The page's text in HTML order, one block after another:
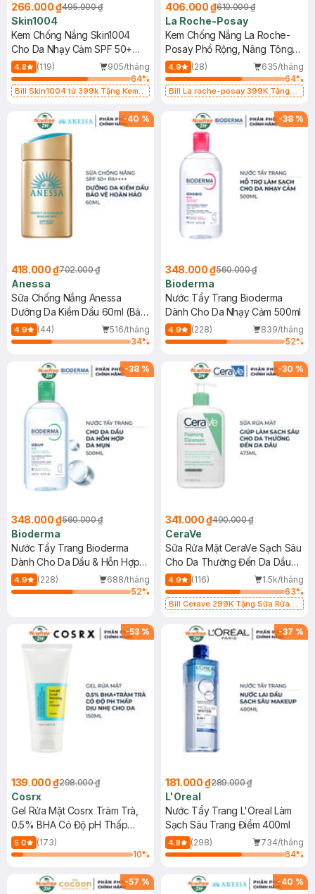
266.000 ₫495.000 ₫
Skin1004
Kem Chống Nắng Skin1004
Cho Da Nhạy Cảm SPF 50+
50ml
4.8 (119)
905/tháng
64%
Bill Skin1004 từ 399k Tặng Kem
SPF 50+ 20ml (SL Có Hạn)
406.000 ₫610.000 ₫
La Roche-Posay
Kem Chống Nắng La Roche-
Posay Phổ Rộng, Nâng Tông
Kiềm Dầu 50ml
4.9 (28)
635/tháng
64%
Bill La roche-posay 399K Tặng
(SL có hạn)
-40 %
418.000 ₫702.000 ₫
Anessa
Sữa Chống Nắng Anessa
Dưỡng Da Kiềm Dầu 60ml (Bản
Mới)
4.9 (44)
516/tháng
34%
-38 %
348.000 ₫560.000 ₫
Bioderma
Nước Tẩy Trang Bioderma
Dành Cho Da Nhạy Cảm 500ml
4.9 (228)
839/tháng
52%
-38 %
348.000 ₫560.000 ₫
Bioderma
Nước Tẩy Trang Bioderma
Dành Cho Da Dầu & Hỗn Hợp
500ml
4.9 (228)
688/tháng
52%
-30 %
341.000 ₫490.000 ₫
CeraVe
Sữa Rửa Mặt CeraVe Sạch Sâu
Cho Da Thường Đến Da Dầu
473ml
4.9 (116)
1.5k/tháng
63%
Bill Cerave 299K Tặng Sữa Rửa
-53 %
139.000 ₫298.000 ₫
Cosrx
Gel Rửa Mặt Cosrx Tràm Trà,
0.5% BHA Có Độ pH Thấp
150ml
5.0
(173)
10%
-37 %
181.000 ₫289.000 ₫
L'Oreal
Nước Tẩy Trang L'Oreal Làm
Sạch Sâu Trang Điểm 400ml
4.8 (298)
734/tháng
64%
-57 % -40 %